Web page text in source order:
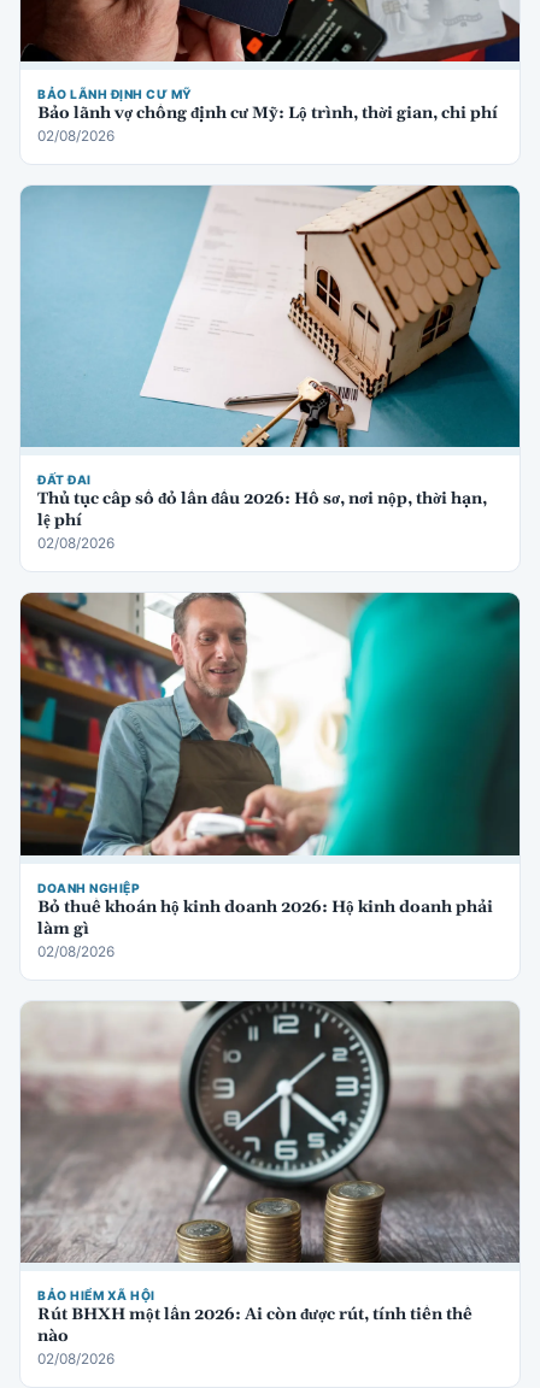
BẢO LÃNH ĐỊNH CƯ MỸ
Bảo lãnh vợ chồng định cư Mỹ: Lộ trình, thời gian, chi phí
02/08/2026
ĐẤT ĐAI
Thủ tục cấp sổ đỏ lần đầu 2026: Hồ sơ, nơi nộp, thời hạn,
lệ phí
02/08/2026
DOANH NGHIỆP
Bỏ thuế khoán hộ kinh doanh 2026: Hộ kinh doanh phải
làm gì
02/08/2026
BẢO HIỂM XÃ HỘI
Rút BHXH một lần 2026: Ai còn được rút, tính tiền thế
nào
02/08/2026